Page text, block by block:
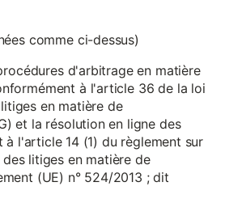
comme ci-dessus)
d'arbitrage en matière
à l'article 36 de la loi
en matière de
et la résolution en ligne des
l'article 14 (1) du règlement sur
litiges en matière de
(UE) n° 524/2013 ; dit